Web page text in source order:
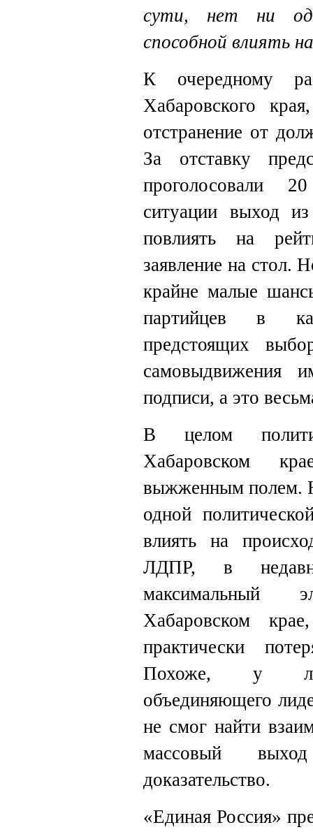
сути, нет ни
способной влиять
К очередному
Хабаровского
отстранение от
За отставку
проголосовали
ситуации выход
повлиять на
заявление на стол.
крайне малые
партийцев в
предстоящих
самовыдвижения
подписи, а это
В целом
Хабаровском
выжженным полем.
одной
влиять на
ЛДПР, в
максимальный
Хабаровском
практически
Похоже, у
объединяющего
не смог найти
массовый
доказательство.
«Единая Россия»